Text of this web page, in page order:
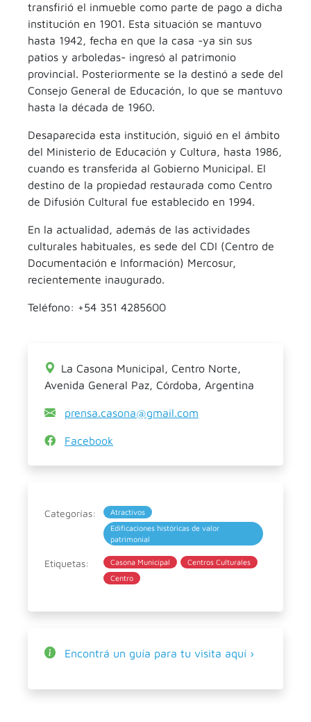
transfirió el inmueble como parte de pago a dicha
institución en 1901. Esta situación se mantuvo
hasta 1942, fecha en que la casa -ya sin sus
patios y arboledas- ingresó al patrimonio
provincial. Posteriormente se la destinó a sede del
Consejo General de Educación, lo que se mantuvo
hasta la década de 1960.
Desaparecida esta institución, siguió en el ámbito
del Ministerio de Educación y Cultura, hasta 1986,
cuando es transferida al Gobierno Municipal. El
destino de la propiedad restaurada como Centro
de Difusión Cultural fue establecido en 1994.
En la actualidad, además de las actividades
culturales habituales, es sede del CDI (Centro de
Documentación e Información) Mercosur,
recientemente inaugurado.
Teléfono: +54 351 4285600
La Casona Municipal, Centro Norte,
Avenida General Paz, Córdoba, Argentina
prensa.casona@gmail.com
Facebook
Categorías:
Atractivos
Edificaciones históricas de valor
patrimonial
Etiquetas: Casona Municipal
Centros Culturales
Centro
Encontrá un guía para tu visita aquí ›